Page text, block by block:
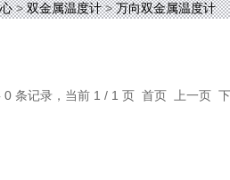
>双金属温度计>万向双金属温度计
0 条记录，当前 1 / 1 页 首页 上一页